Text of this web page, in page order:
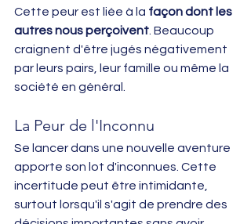
Cette peur est liée à la façon dont les
autres nous perçoivent . Beaucoup
craignent d'être jugés négativement
par leurs pairs, leur famille ou même la
société en général.
La Peur de l'Inconnu
Se lancer dans une nouvelle aventure
apporte son lot d'inconnues. Cette
incertitude peut être intimidante,
surtout lorsqu'il s'agit de prendre des